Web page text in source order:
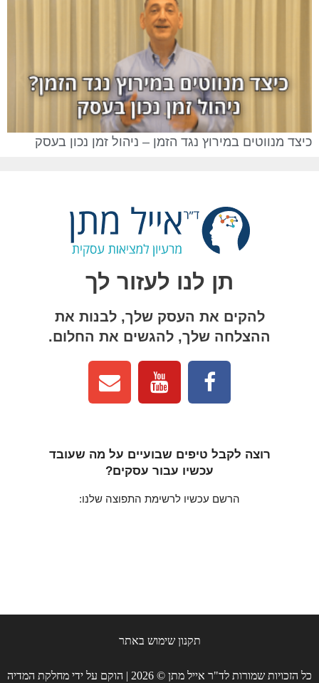
כיצד מנווטים במירוץ נגד הזמן – ניהול זמן נכון בעסק
תן לנו לעזור לך
להקים את העסק שלך, לבנות את
ההצלחה שלך, להגשים את החלום.
רוצה לקבל טיפים שבועיים על מה שעובד
עכשיו עבור עסקים?
הרשם עכשיו לרשימת התפוצה שלנו:
תקנון שימוש באתר
כל הזכויות שמורות לד"ר אייל מתן © 2026 | הוקם על ידי מחלקת המדיה